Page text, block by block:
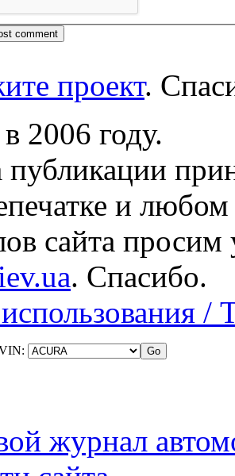
проект.
2006 году.
публикации
и
сайта просим
. Спасибо.
/
журнал